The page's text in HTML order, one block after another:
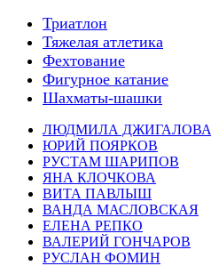
Триатлон
Тяжелая атлетика
Фехтование
Фигурное катание
Шахматы-шашки
ЛЮДМИЛА ДЖИГАЛОВА
ЮРИЙ ПОЯРКОВ
РУСТАМ ШАРИПОВ
ЯНА КЛОЧКОВА
ВИТА ПАВЛЫШ
ВАНДА МАСЛОВСКАЯ
ЕЛЕНА РЕПКО
ВАЛЕРИЙ ГОНЧАРОВ
РУСЛАН ФОМИН